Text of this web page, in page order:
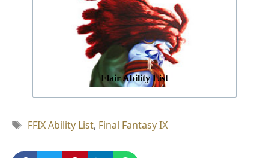
Flair Ability List
Tag
FFIX Ability List, Final Fantasy IX